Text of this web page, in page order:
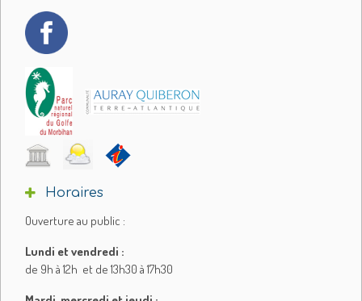
Horaires
Ouverture au public :
Lundi et vendredi :
de 9h à 12h et de 13h30 à 17h30